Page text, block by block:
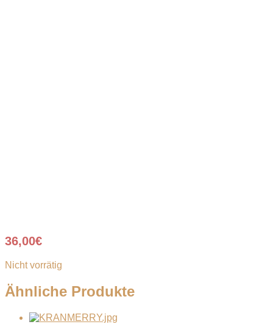
36,00€
Nicht vorrätig
Ähnliche Produkte